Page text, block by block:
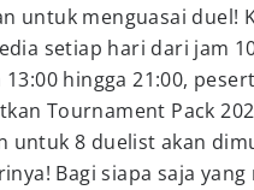
untuk menguasai duel!
setiap hari dari jam
13:00 hingga 21:00,
Tournament Pack
untuk 8 duelist akan
Bagi siapa saja yang